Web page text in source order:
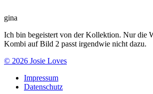
gina
Ich bin begeistert von der Kollektion. Nur die
Kombi auf Bild 2 passt irgendwie nicht dazu.
© 2026 Josie Loves
Impressum
Datenschutz